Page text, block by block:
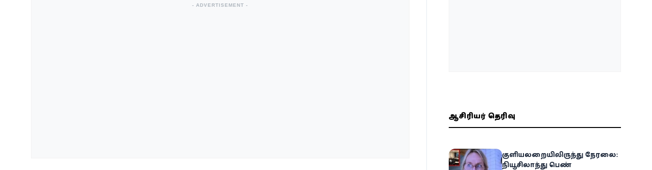
- ADVERTISEMENT -
ஆசிரியர் தெரிவு
குளியலறையிலிருந்து நேரலை:
நியூசிலாந்து பெண்